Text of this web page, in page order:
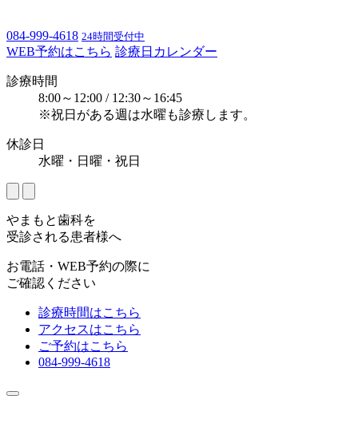
084-999-4618 24時間受付中
WEB予約はこちら 診療日カレンダー
診療時間
8:00～12:00 / 12:30～16:45
※祝日がある週は水曜も診療します。
休診日
水曜・日曜・祝日
やまもと歯科を
受診される患者様へ
お電話・WEB予約の際に
ご確認ください
診療時間はこちら
アクセスはこちら
ご予約はこちら
084-999-4618